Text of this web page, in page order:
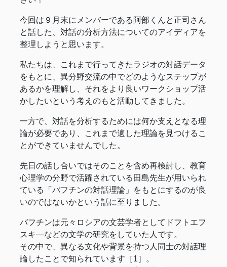
今回は９月末にメンバーである阿部くんと正司さん
と話した、対話の分析方法についてのアイディアを
整理しようと思います。
私たちは、これまで行ってきたラジオの対話データ
をもとに、異分野交流の中でどのようなステップが
あるかを理解し、それをより良いワークショップ活
かしたいという考えのもと活動してきました。
一方で、対話を分析するためには何か支えとなる理
論が必要であり、これまで適した理論を見つけるこ
とができていませんでした。
先日の話し合いではそのことを含め再検討し、教育
心理学の分野で活躍されている田島先生が用いられ
ている「バフチンの対話理論」をもとにするのが良
いのではないかという話に至りました。
バフチンは元々ロシアの文芸学者としてドフトエフ
スキ―などの文学の研究をしていた人です。
その中で、異なる文化や背景を持つ人同士の対話理
論したことで知られています［1］。